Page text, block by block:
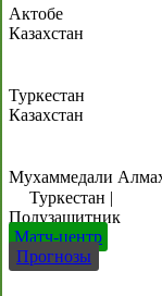
Актобе
Казахстан
Туркестан
Казахстан
Мухаммедали
Туркестан |
Полузащитник
Матч-центр
Прогнозы